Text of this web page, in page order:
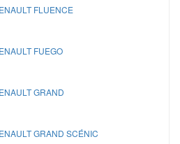
FLUENCE
FUEGO
GRAND
GRAND SCÉNIC